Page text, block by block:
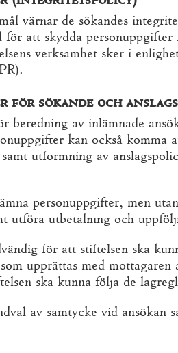
värnar de sökandes
att skydda
verksamhet sker i
för sökande och
beredning av inlämnade
kan också komma
utformning av
personuppgifter, men
utföra utbetalning och
för att stiftelsen ska
upprättas med
ska kunna följa de
av samtycke vid ansökan